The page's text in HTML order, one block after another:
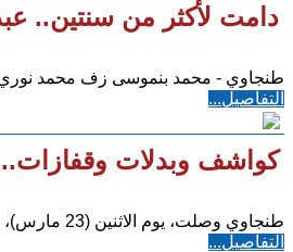
دامت لأكثر من سنتين..
طنجاوي - محمد بنموسى زف محمد نوري
التفاصيل...
كواشف وبدلات
طنجاوي وصلت، يوم الاثنين (23 مارس)، طائرة شحن تابعة لشركة الخطوط الملكية المغربية إلى الدار البيضاء قادمة من
التفاصيل...